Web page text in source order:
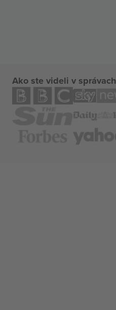
Ako ste videli v správach